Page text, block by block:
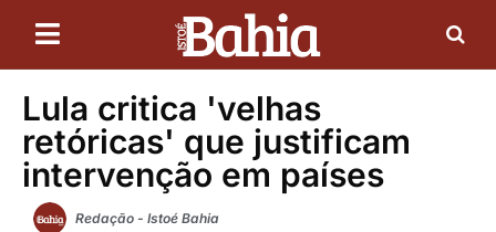
Lula critica 'velhas
retóricas' que justificam
intervenção em países
Redação - Istoé Bahia